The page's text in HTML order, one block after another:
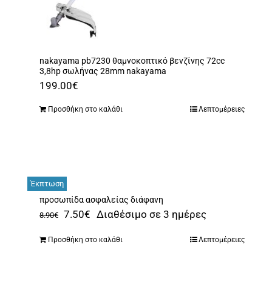
nakayama pb7230 θαμνοκοπτικό βενζίνης 72cc
3,8hp σωλήνας 28mm nakayama
199.00€
Προσθήκη στο καλάθι Λεπτομέρειες
Έκπτωση
προσωπίδα ασφαλείας διάφανη
8.90€ Original
7.50€ ΗΔιαθέσιμο σε 3 ημέρες
Προσθήκη στο καλάθι Λεπτομέρειες